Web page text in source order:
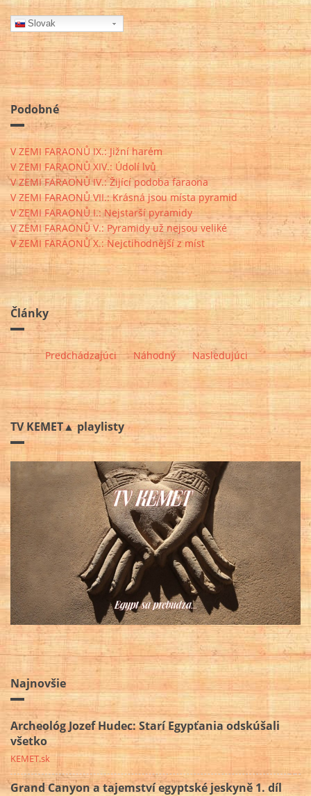
Slovak
Podobné
V ZEMI FARAONŮ IX.: Jižní harém
V ZEMI FARAONŮ XIV.: Údolí lvů
V ZEMI FARAONŮ IV.: Žijící podoba faraona
V ZEMI FARAONŮ VII.: Krásná jsou místa pyramid
V ZEMI FARAONŮ I.: Nejstarší pyramidy
V ZEMI FARAONŮ V.: Pyramidy už nejsou veliké
V ZEMI FARAONŮ X.: Nejctihodnější z míst
Články
Predchádzajúci Náhodný Nasledujúci
TV KEMET▲ playlisty
Najnovšie
Archeológ Jozef Hudec: Starí Egypťania odskúšali
všetko
KEMET.sk
Grand Canyon a tajemství egyptské jeskyně 1. díl